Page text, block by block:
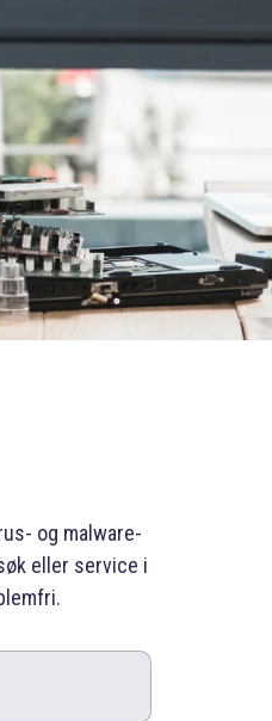
og malware-
eller service i